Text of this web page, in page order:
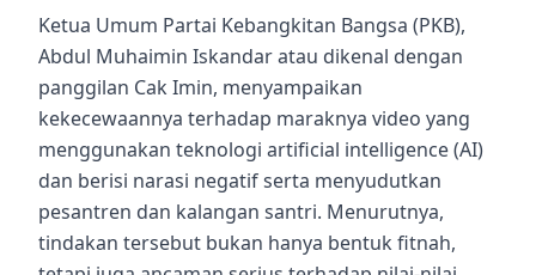
Ketua Umum Partai Kebangkitan Bangsa (PKB),
Abdul Muhaimin Iskandar atau dikenal dengan
panggilan Cak Imin, menyampaikan
kekecewaannya terhadap maraknya video yang
menggunakan teknologi artificial intelligence (AI)
dan berisi narasi negatif serta menyudutkan
pesantren dan kalangan santri. Menurutnya,
tindakan tersebut bukan hanya bentuk fitnah,